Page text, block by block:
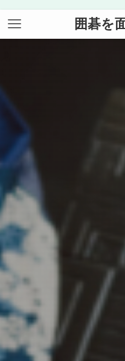
囲碁を